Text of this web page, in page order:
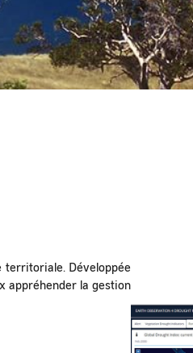
territoriale. Développée
appréhender la gestion